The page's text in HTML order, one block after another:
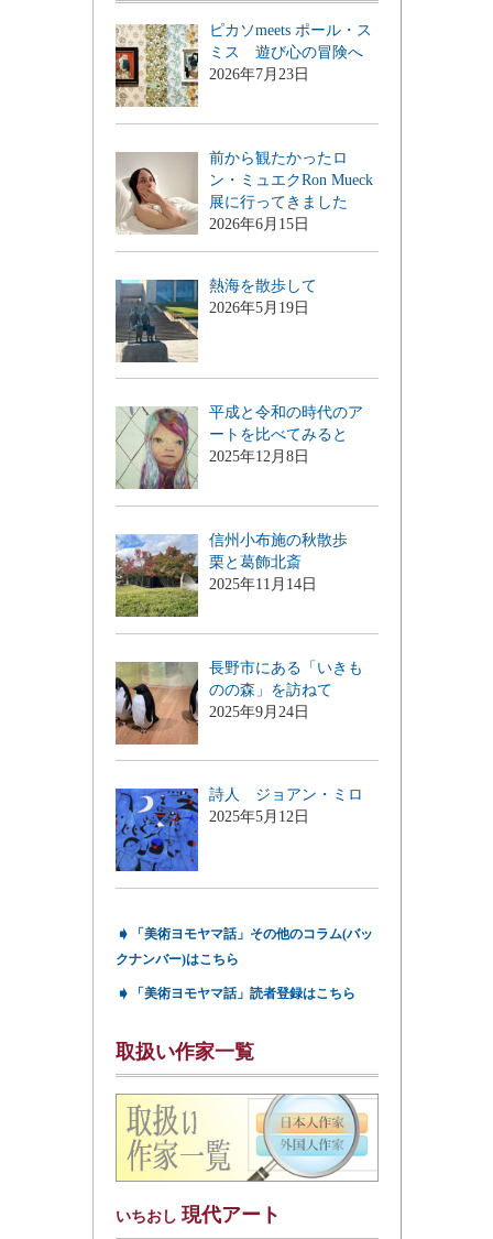
ピカソmeets ポール・ス
ミス 遊び心の冒険へ
2026年7月23日
前から観たかったロ
ン・ミュエクRon Mueck
展に行ってきました
2026年6月15日
熱海を散歩して
2026年5月19日
平成と令和の時代のア
ートを比べてみると
2025年12月8日
信州小布施の秋散歩
栗と葛飾北斎
2025年11月14日
長野市にある「いきも
のの森」を訪ねて
2025年9月24日
詩人 ジョアン・ミロ
2025年5月12日
➧
「美術ヨモヤマ話」その他のコラム(バッ
クナンバー)はこちら
➧ 「美術ヨモヤマ話」読者登録はこちら
取扱い作家一覧
いちおし 現代アート